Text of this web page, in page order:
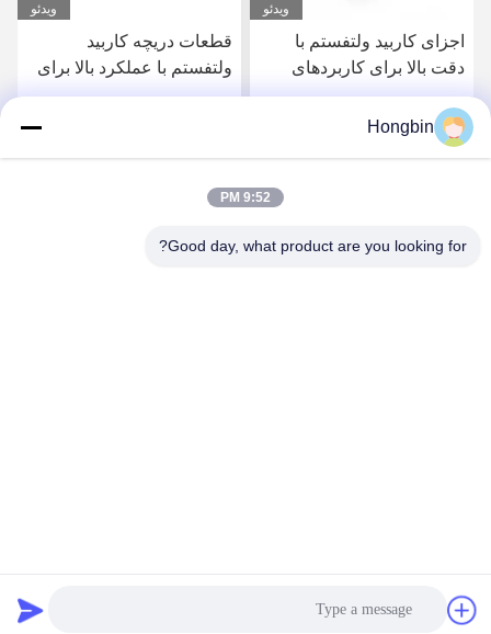
ویدئو
اجزای کاربید ولتفستم با
دقت بالا برای کاربردهای
هوافضا
ویدئو
قطعات دریچه کاربید
ولتفستم با عملکرد بالا برای
کنترل دقیق جریان
Ltd. تمام حقوق محفوظ است
Hongbin
9:52 PM
Good day, what product are you looking for?